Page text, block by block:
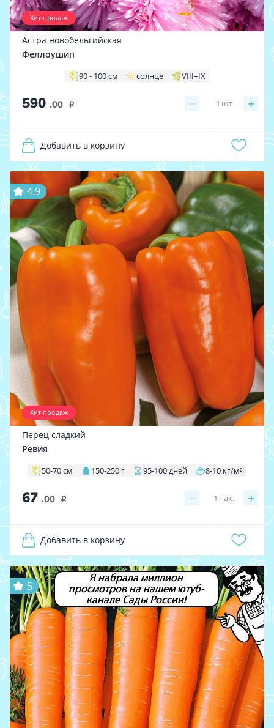
Хит продаж
Астра новобельгийская
Феллоушип
90 - 100 см солнце VIII–IX
590 .00 i − +
1 шт
Добавить в корзину
Хит продаж
4.9
Перец сладкий
Ревия
50-70 см 150-250 г 95-100 дней 8-10 кг/м²
67 .00 i − +
1 пак.
Добавить в корзину
Я набрала миллион
просмотров на нашем ютуб-
канале Сады России!
5